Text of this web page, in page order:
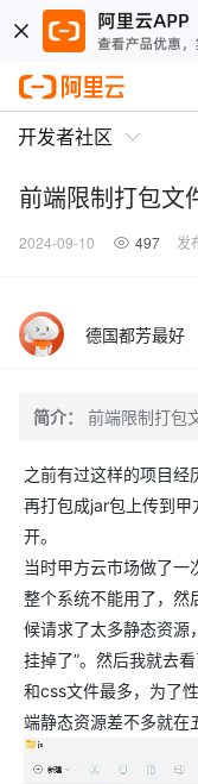
开发者社区
前端限制打包文
2024-09-10 497 发
德国都芳最好
简介： 前端限制打包
之前有过这样的项目经
再打包成jar包上传到
开。
当时甲方云市场做了一
整个系统不能用了，然
候请求了太多静态资源
挂掉了”。然后我就去
和css文件最多，为了
端静态资源差不多就在